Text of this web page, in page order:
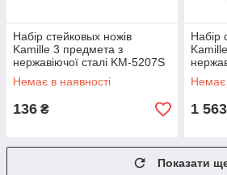
Набір стейковых ножів
Kamille 3 предмета з
нержавіючої сталі KM-5207S
Немає в наявності
136 ₴
Набір
Немає
1 563
Показати